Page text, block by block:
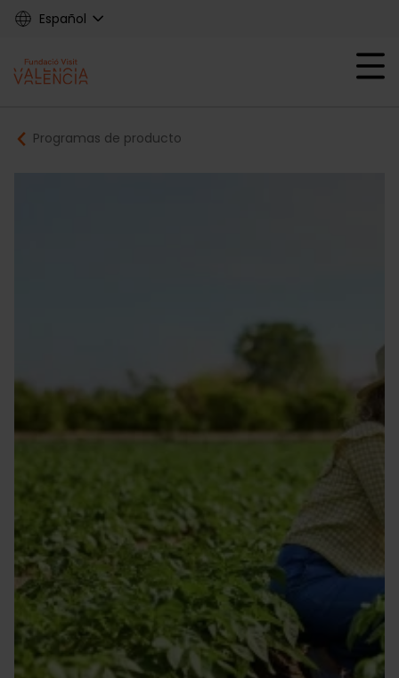
Skip
content
Español
Main
navigation
Mobile menu
Breadcrumb
Programas de producto